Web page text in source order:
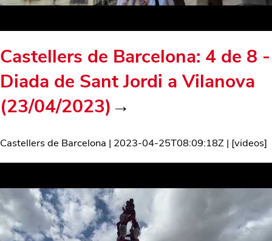
Castellers de Barcelona: 4 de 8 -
Diada de Sant Jordi a Vilanova
(23/04/2023) →
Castellers de Barcelona | 2023-04-25T08:09:18Z | [videos]